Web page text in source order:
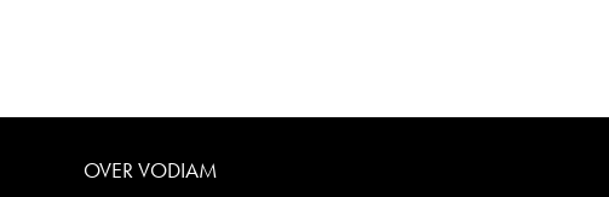
OVER VODIAM